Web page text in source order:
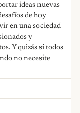
ideas nuevas
de hoy
en una sociedad
y
Y quizás si todos
no necesite